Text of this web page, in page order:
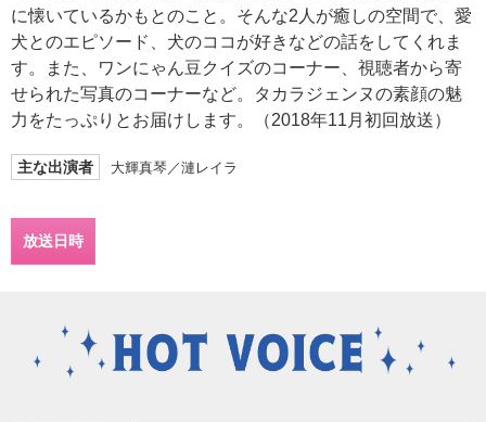
に懐いているかもとのこと。そんな2人が癒しの空間で、愛
犬とのエピソード、犬のココが好きなどの話をしてくれま
す。また、ワンにゃん豆クイズのコーナー、視聴者から寄
せられた写真のコーナーなど。タカラジェンヌの素顔の魅
力をたっぷりとお届けします。（2018年11月初回放送）
主な出演者 大輝真琴／漣レイラ
放送日時